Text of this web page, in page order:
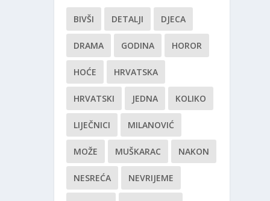
BIVŠI DETALJI DJECA
DRAMA GODINA HOROR
HOĆE HRVATSKA
HRVATSKI JEDNA KOLIKO
LIJEČNICI MILANOVIĆ
MOŽE MUŠKARAC NAKON
NESREĆA NEVRIJEME